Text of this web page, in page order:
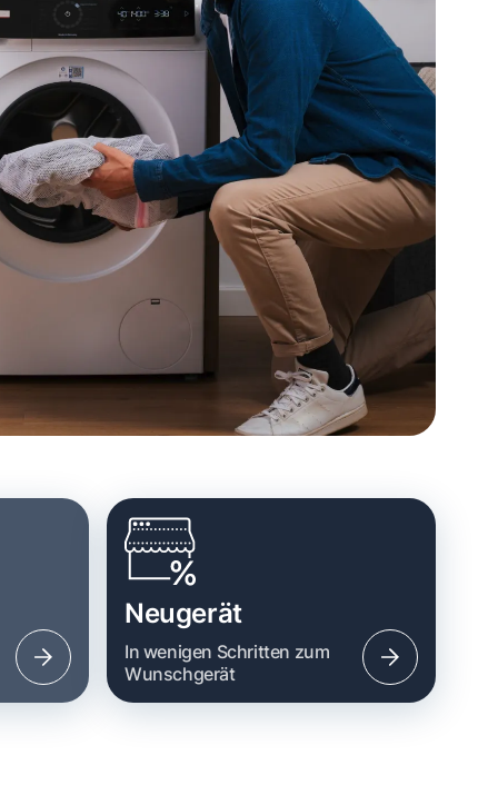
Neugerät
In wenigen Schritten zum
Wunschgerät